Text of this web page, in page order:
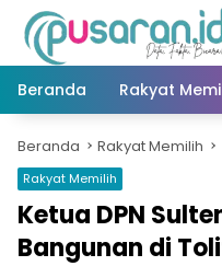
Langsung
konten
Beranda
Rakyat
Beranda Rakyat Memilih
Rakyat Memilih
Ketua DPN
Bangunan di